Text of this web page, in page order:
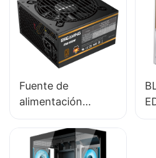
Fuente de
alimentación
ESGAMING de 550
W, alta calidad, 85
% de eficiencia,